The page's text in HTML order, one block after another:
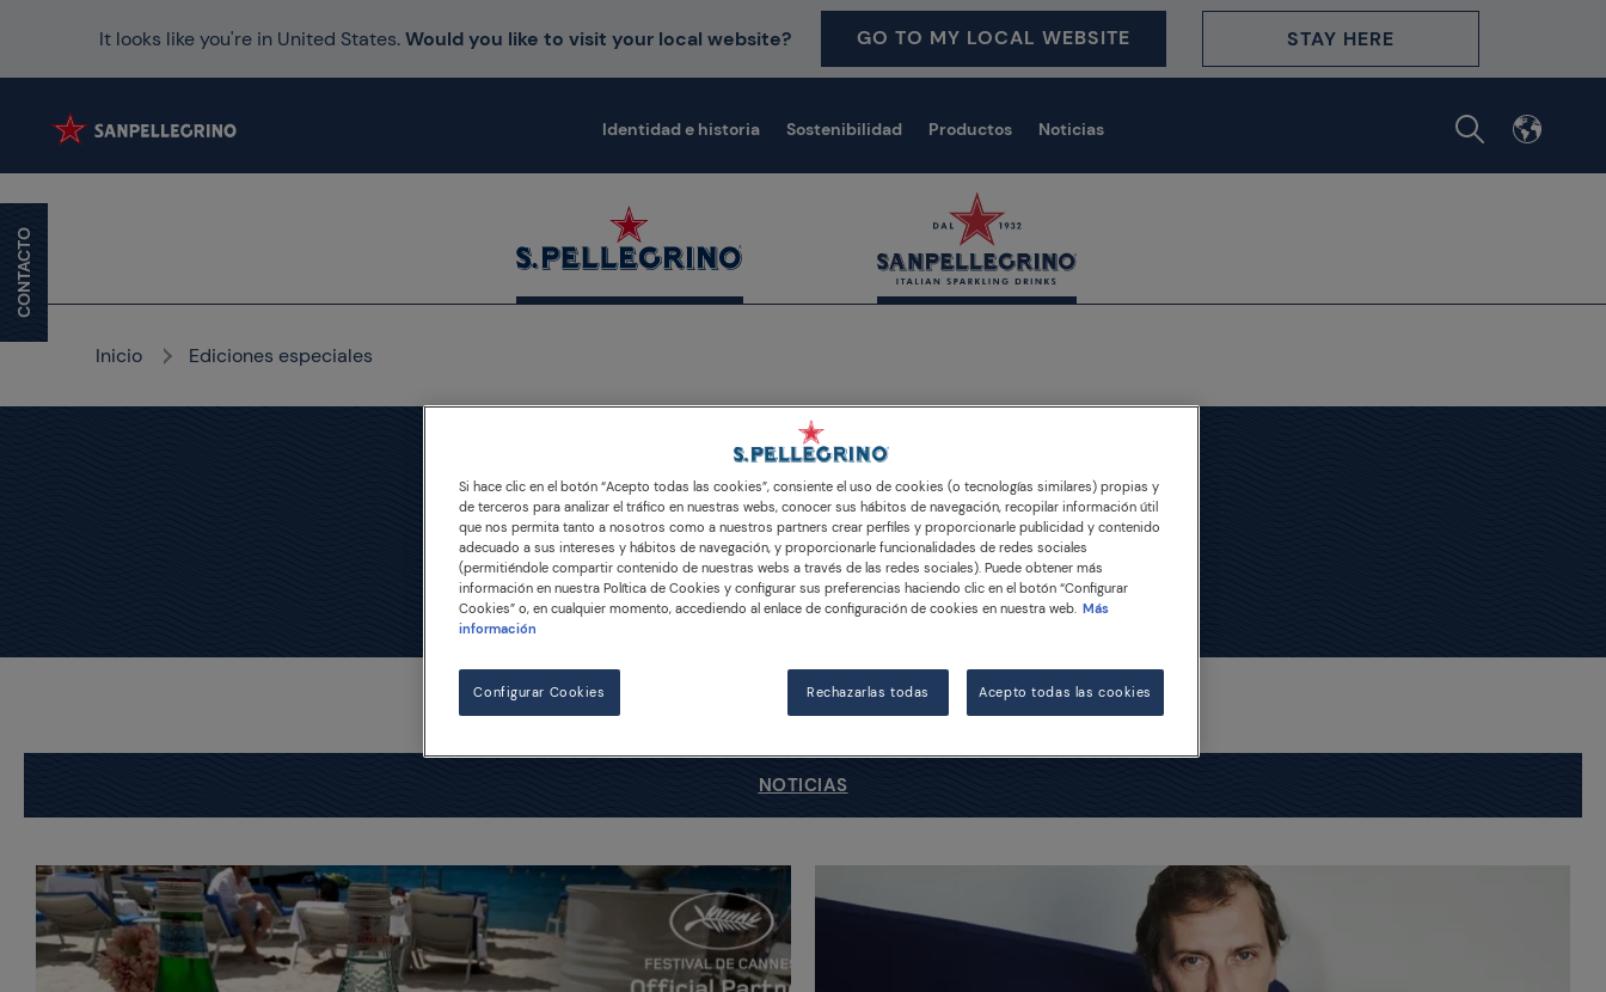
It looks like you're in United States.Would you like to visit your local website? GO TO MY LOCAL WEBSITE STAY HERE
Identidad e historia Sostenibilidad Productos Noticias
Inicio Ediciones especiales
Ediciones especiales
NOTICIAS
CONTACTO
Si hace clic en el botón “Acepto todas las cookies”, consiente el uso de cookies (o tecnologías similares) propias y
de terceros para analizar el tráfico en nuestras webs, conocer sus hábitos de navegación, recopilar información útil
que nos permita tanto a nosotros como a nuestros partners crear perfiles y proporcionarle publicidad y contenido
adecuado a sus intereses y hábitos de navegación, y proporcionarle funcionalidades de redes sociales
(permitiéndole compartir contenido de nuestras webs a través de las redes sociales). Puede obtener más
información en nuestra Política de Cookies y configurar sus preferencias haciendo clic en el botón “Configurar
Cookies” o, en cualquier momento, accediendo al enlace de configuración de cookies en nuestra web. Más
información
Configurar Cookies Rechazarlas todas Acepto todas las cookies